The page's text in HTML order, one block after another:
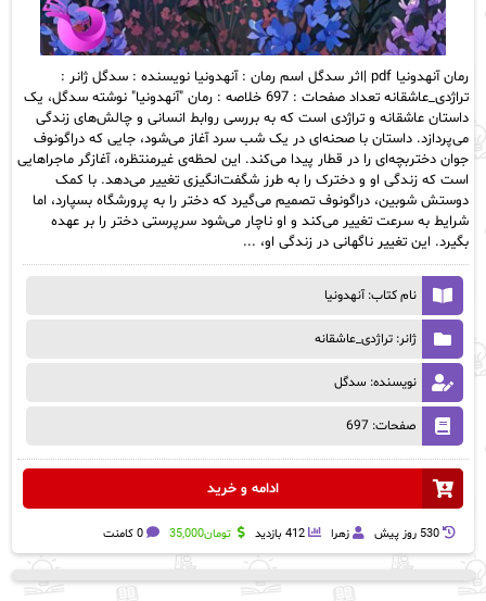
رمان آنهدونیا pdf |اثر سدگل اسم رمان : آنهدونیا نویسنده : سدگل ژانر :
تراژدی_عاشقانه تعداد صفحات : 697 خلاصه : رمان "آنهدونیا" نوشته سدگل، یک
داستان عاشقانه و تراژدی است که به بررسی روابط انسانی و چالش‌های زندگی
می‌پردازد. داستان با صحنه‌ای در یک شب سرد آغاز می‌شود، جایی که دراگونوف
جوان دختربچه‌ای را در قطار پیدا می‌کند. این لحظه‌ی غیرمنتظره، آغازگر ماجراهایی
است که زندگی او و دخترک را به طرز شگفت‌انگیزی تغییر می‌دهد. با کمک
دوستش شوبین، دراگونوف تصمیم می‌گیرد که دختر را به پرورشگاه بسپارد، اما
شرایط به سرعت تغییر می‌کند و او ناچار می‌شود سرپرستی دختر را بر عهده
بگیرد. این تغییر ناگهانی در زندگی او، ...
نام کتاب: آنهدونیا
ژانر: تراژدی_عاشقانه
نویسنده: سدگل
صفحات: 697
ادامه و خرید
530 روز پيش زهرا 412 بازدید تومان35,000 0 کامنت